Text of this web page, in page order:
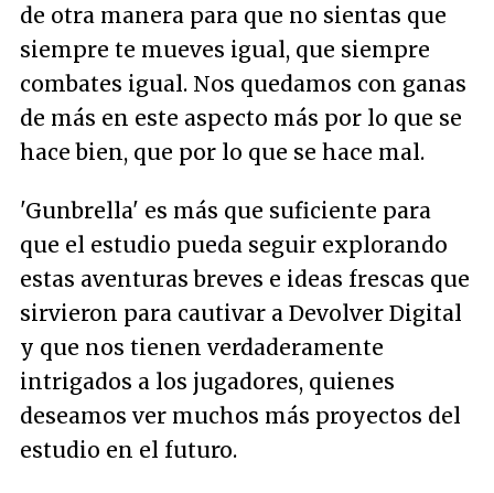
de otra manera para que no sientas que
siempre te mueves igual, que siempre
combates igual. Nos quedamos con ganas
de más en este aspecto más por lo que se
hace bien, que por lo que se hace mal.
'Gunbrella' es más que suficiente para
que el estudio pueda seguir explorando
estas aventuras breves e ideas frescas que
sirvieron para cautivar a Devolver Digital
y que nos tienen verdaderamente
intrigados a los jugadores, quienes
deseamos ver muchos más proyectos del
estudio en el futuro.